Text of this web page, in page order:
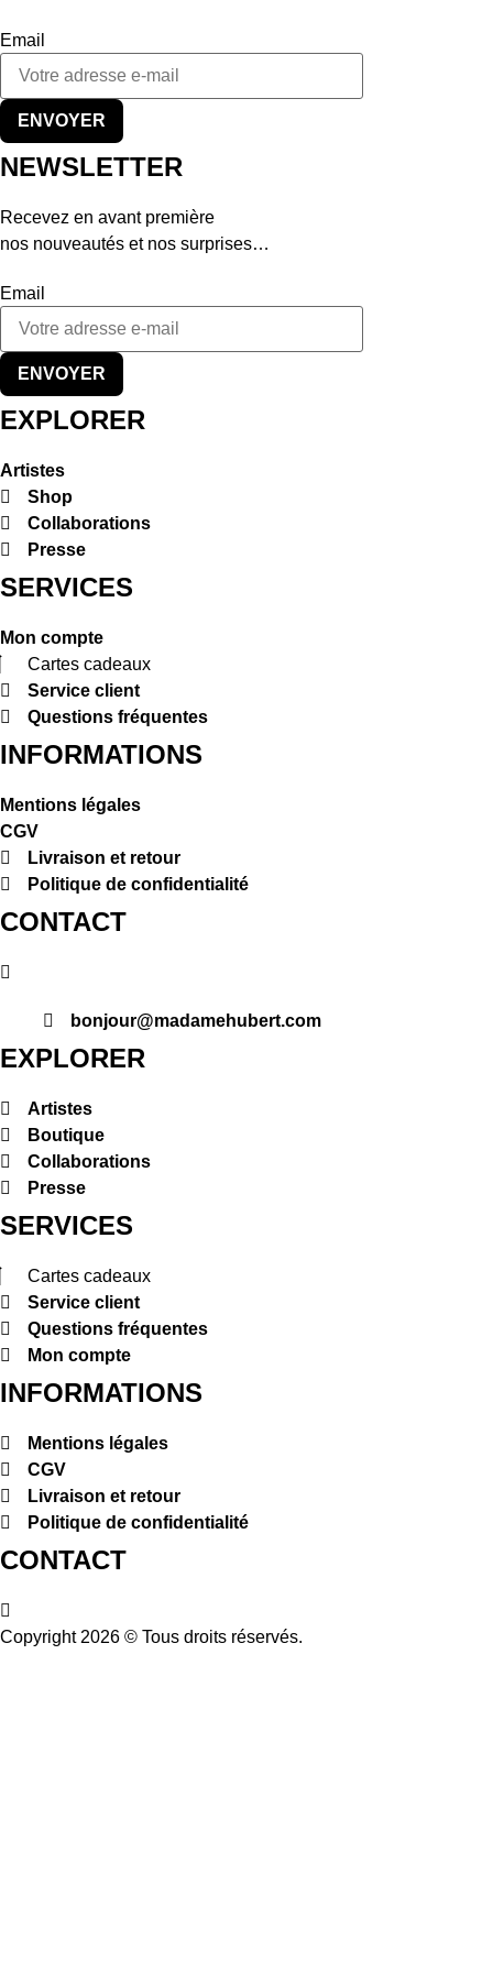
Email
ENVOYER
NEWSLETTER
Recevez en avant première
nos nouveautés et nos surprises…
Email
ENVOYER
EXPLORER
Artistes
Shop
Collaborations
Presse
SERVICES
Mon compte
Cartes cadeaux
Service client
Questions fréquentes
INFORMATIONS
Mentions légales
CGV
Livraison et retour
Politique de confidentialité
CONTACT
bonjour@madamehubert.com
EXPLORER
Artistes
Boutique
Collaborations
Presse
SERVICES
Cartes cadeaux
Service client
Questions fréquentes
Mon compte
INFORMATIONS
Mentions légales
CGV
Livraison et retour
Politique de confidentialité
CONTACT
Copyright 2026 © Tous droits réservés.